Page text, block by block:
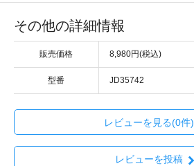
その他の詳細情報
販売価格 8,980円(税込)
型番 JD35742
レビューを見る(0件)
レビューを投稿